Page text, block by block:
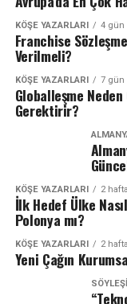
KÖŞE YAZARLARI 4 gün
Franchise
Verilmeli?
KÖŞE YAZARLARI 7 gün
Globalleşme
Gerektirir?
KÖŞE YAZARLARI 2
İlk Hedef Ülke
Polonya mı?
KÖŞE YAZARLARI 2
Yeni Çağın
SÖYLEŞİ